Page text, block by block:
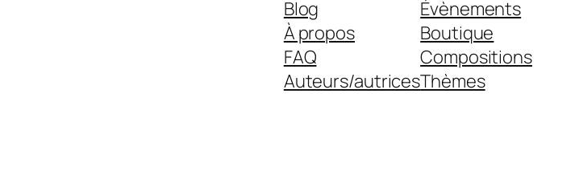
Blog
À propos
FAQ
Auteurs/autrices
Évènements
Boutique
Compositions
Thèmes